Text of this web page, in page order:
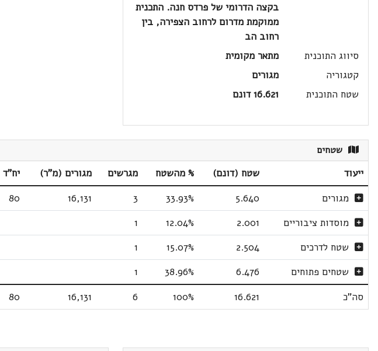
בקצה הדרומי של פרדס חנה. התכנית
ממוקמת מדרום לרחוב הצפירה, בין
רחוב הב
סיווג התוכנית
מתאר מקומית
קטגוריה
מגורים
שטח התוכנית
16.621 דונם
שטחים
ייעוד שטח (דונם) % מהשטח מגרשים מגורים (מ"ר)
יח"ד
מגורים
5.640
33.93%
3
16,131
80
מוסדות ציבוריים
2.001
12.04%
1
שטח לדרכים
2.504
15.07%
1
שטחים פתוחים
6.476
38.96%
1
סה"כ
16.621
100%
6
16,131
80